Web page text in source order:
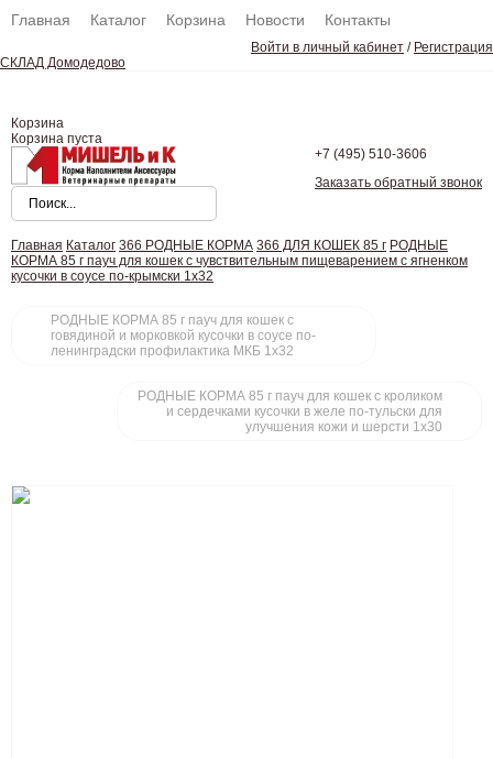
Главная Каталог Корзина Новости Контакты
Войти в личный кабинет / Регистрация
СКЛАД Домодедово
Корзина
Корзина пуста
+7 (495) 510-3606
Заказать обратный звонок
Главная Каталог 366 РОДНЫЕ КОРМА 366 ДЛЯ КОШЕК 85 г РОДНЫЕ
КОРМА 85 г пауч для кошек с чувствительным пищеварением с ягненком
кусочки в соусе по-крымски 1х32
РОДНЫЕ КОРМА 85 г пауч для кошек с
говядиной и морковкой кусочки в соусе по-
ленинградски профилактика МКБ 1х32
РОДНЫЕ КОРМА 85 г пауч для кошек с кроликом
и сердечками кусочки в желе по-тульски для
улучшения кожи и шерсти 1х30